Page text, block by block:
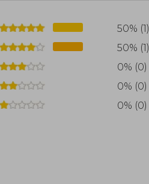
50% (1)
50% (1)
0% (0)
0% (0)
0% (0)